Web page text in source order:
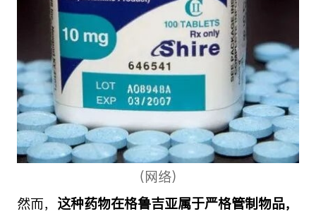
（网络）
然而， 这种药物在格鲁吉亚属于严格管制物品，